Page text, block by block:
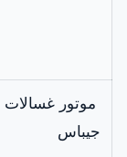
موتور غسالات
جيباس